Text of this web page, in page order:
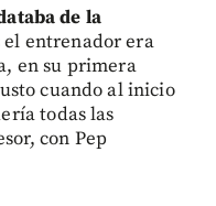
de la
el entrenador era
en su primera
cuando al inicio
todas las
con Pep